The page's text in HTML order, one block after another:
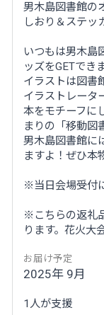
男木島図書館の
しおり＆ステッ
いつもは男木島
ッズをGETでき
イラストは図書
イラストレータ
本をモチーフに
まりの「移動図
男木島図書館に
ますよ！ぜひ本
※当日会場受付
※こちらの返礼
ります。花火大
お届け予定
2025年 9月
1人が支援